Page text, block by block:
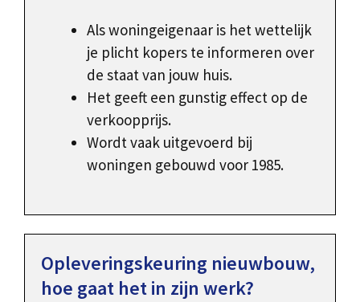
Als woningeigenaar is het wettelijk
je plicht kopers te informeren over
de staat van jouw huis.
Het geeft een gunstig effect op de
verkoopprijs.
Wordt vaak uitgevoerd bij
woningen gebouwd voor 1985.
Opleveringskeuring nieuwbouw,
hoe gaat het in zijn werk?